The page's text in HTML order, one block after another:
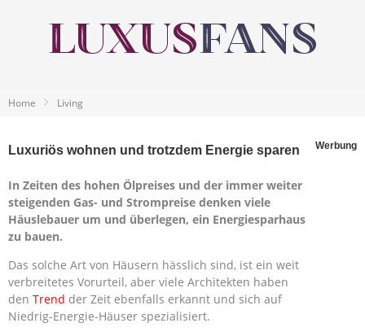
Home Living
Luxuriös wohnen und trotzdem Energie sparen Werbung
In Zeiten des hohen Ölpreises und der immer weiter
steigenden Gas- und Strompreise denken viele
Häuslebauer um und überlegen, ein Energiesparhaus
zu bauen.
Das solche Art von Häusern hässlich sind, ist ein weit
verbreitetes Vorurteil, aber viele Architekten haben
den Trend der Zeit ebenfalls erkannt und sich auf
Niedrig-Energie-Häuser spezialisiert.